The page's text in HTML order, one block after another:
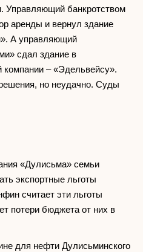
Управляющий банкротством
аренды и вернул здание
А управляющий
сдал здание в
компании – «Эдельвейсу».
но неудачно. Суды
«Дулисьма» семьи
экспортные льготы
считает эти льготы
потери бюджета от них в
для нефти Дулисьминского